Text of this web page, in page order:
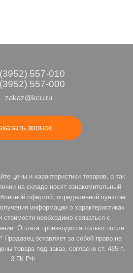
557-010
557-000
zakaz@kcu.ru
звонок
цены и характеристики товаров, а так
на складе носят ознакомительный
офертой, определенной пунктом
информации о характеристиках
стоимости необходимо связаться с
Оплата производится только после
Продавец оставляет за собой право на
товара под заказ, согласно ст. 485 п.
3 ГК РФ